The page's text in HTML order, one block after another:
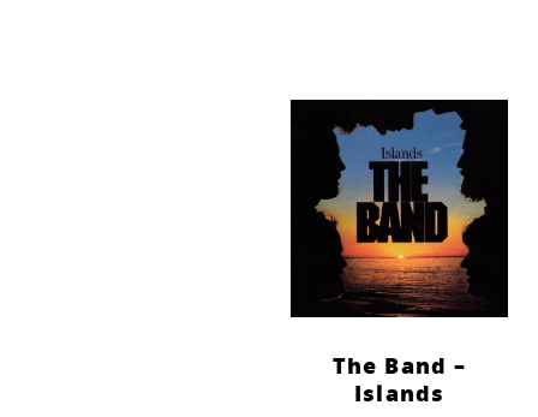
The Band –
Islands